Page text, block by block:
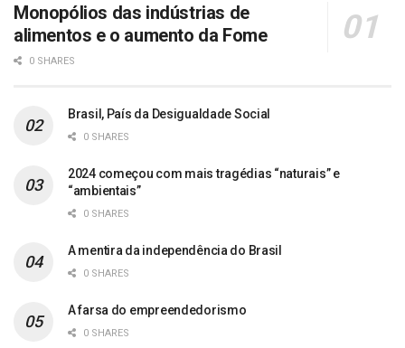
Monopólios das indústrias de
alimentos e o aumento da Fome
0 SHARES
Brasil, País da Desigualdade Social
0 SHARES
2024 começou com mais tragédias “naturais” e
“ambientais”
0 SHARES
A mentira da independência do Brasil
0 SHARES
A farsa do empreendedorismo
0 SHARES